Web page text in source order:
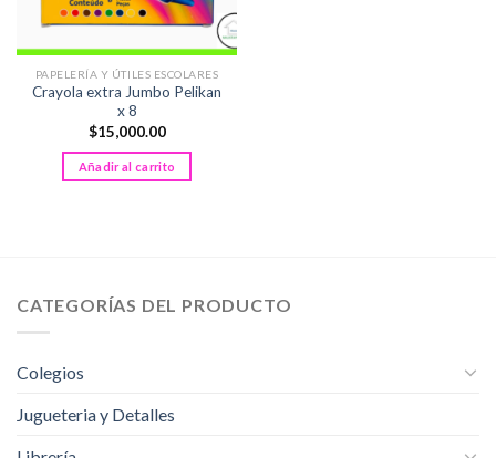
PAPELERÍA Y ÚTILES ESCOLARES
Crayola extra Jumbo Pelikan
x 8
$15,000.00
Añadir al carrito
CATEGORÍAS DEL PRODUCTO
Colegios
Jugueteria y Detalles